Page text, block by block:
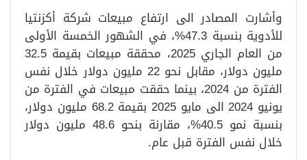
وأشارت المصادر الى ارتفاع مبيعات شركة أكزنتيا
للأدوية بنسبة 47.3%، في الشهور الخمسة الأولى
من العام الجاري 2025، محققة مبيعات بقيمة 32.5
مليون دولار، مقابل نحو 22 مليون دولار خلال نفس
الفترة من 2024، بينما حققت مبيعات في الفترة من
يونيو 2024 الى مايو 2025 بقيمة 68.2 مليون دولار،
بنسبة نمو 40.5%، مقارنة بنحو 48.6 مليون دولار
خلال نفس الفترة قبل عام.